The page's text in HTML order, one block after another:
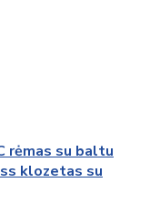
rėmas su baltu
klozetas su